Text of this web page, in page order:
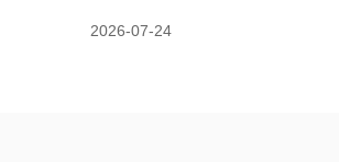
2026-07-24